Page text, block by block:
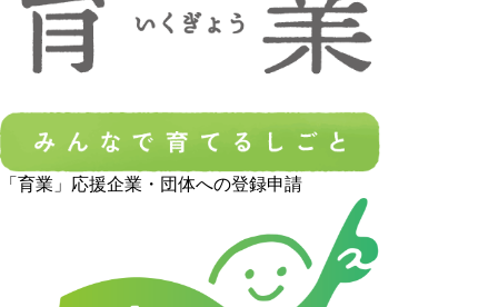
「育業」応援企業・団体への登録申請